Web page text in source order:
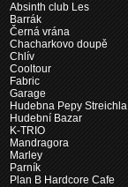
Absinth club Les
Barrák
Černá vrána
Chacharkovo doupě
Chlív
Cooltour
Fabric
Garage
Hudebna Pepy Streichla
Hudební Bazar
K-TRIO
Mandragora
Marley
Parník
Plan B Hardcore Cafe